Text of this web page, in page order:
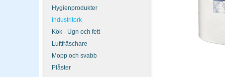
Hygienprodukter
Industritork
Kök - Ugn och fett
Luftfräschare
Mopp och svabb
Plåster